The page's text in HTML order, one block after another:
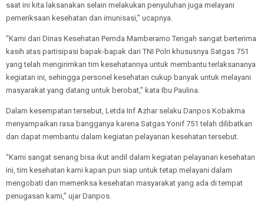
saat ini kita laksanakan selain melakukan penyuluhan juga melayani
pemeriksaan kesehatan dan imunisasi,” ucapnya.
“Kami dari Dinas Kesehatan Pemda Mamberamo Tengah sangat berterima
kasih atas partisipasi bapak-bapak dari TNI Polri khususnya Satgas 751
yang telah mengirimkan tim kesehatannya untuk membantu terlaksananya
kegiatan ini, sehingga personel kesehatan cukup banyak untuk melayani
masyarakat yang datang untuk berobat,” kata Ibu Paulina.
Dalam kesempatan tersebut, Letda Inf Azhar selaku Danpos Kobakma
menyampaikan rasa bangganya karena Satgas Yonif 751 telah dilibatkan
dan dapat membantu dalam kegiatan pelayanan kesehatan tersebut.
“Kami sangat senang bisa ikut andil dalam kegiatan pelayanan kesehatan
ini, tim kesehatan kami kapan pun siap untuk tetap melayani dalam
mengobati dan memeriksa kesehatan masyarakat yang ada di tempat
penugasan kami,” ujar Danpos.